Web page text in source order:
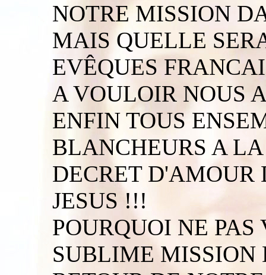
NOTRE MISSION
MAIS QUELLE
EVÊQUES
A VOULOIR NOUS
ENFIN TOUS
BLANCHEURS A
DECRET D'AMOUR
JESUS !!!
POURQUOI NE
SUBLIME MISSION